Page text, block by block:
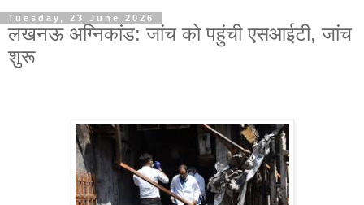
Tuesday, 23 June 2026
लखनऊ अग्निकांड: जांच को पहुंची एसआईटी, जांच
शुरू